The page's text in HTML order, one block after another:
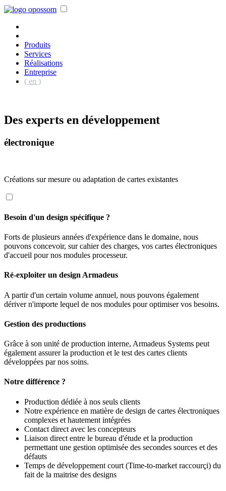
Produits
Services
Réalisations
Entreprise
( en )
Des experts en développement
électronique
Créations sur mesure ou adaptation de cartes existantes
Besoin d'un design spécifique ?
Forts de plusieurs années d'expérience dans le domaine, nous
pouvons concevoir, sur cahier des charges, vos cartes électroniques
d'accueil pour nos modules processeur.
Ré-exploiter un design Armadeus
A partir d'un certain volume annuel, nous pouvons également
dériver n'importe lequel de nos modules pour optimiser vos besoins.
Gestion des productions
Grâce à son unité de production interne, Armadeus Systems peut
également assurer la production et le test des cartes clients
développées par nos soins.
Notre différence ?
Production dédiée à nos seuls clients
Notre expérience en matière de design de cartes électroniques
complexes et hautement intégrées
Contact direct avec les concepteurs
Liaison direct entre le bureau d'étude et la production
permettant une gestion optimisée des secondes sources et des
défauts
Temps de développement court (Time-to-market raccourçi) du
fait de la maitrise des designs